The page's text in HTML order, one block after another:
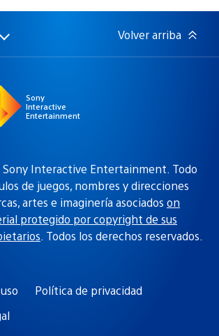
Volver arriba
Sony
Interactive
Entertainment
Interactive Entertainment. Todo
de juegos, nombres y direcciones
artes e imaginería asociados on
protegido por copyright de sus
. Todos los derechos reservados.
Política de privacidad